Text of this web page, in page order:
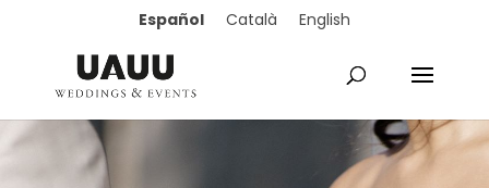
Español Català English